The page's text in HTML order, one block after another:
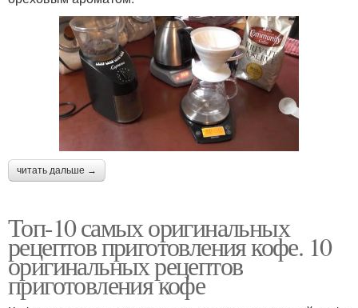
читать дальше →
Топ-10 самых оригинальных
рецептов приготовления кофе. 10
оригинальных рецептов
приготовления кофе